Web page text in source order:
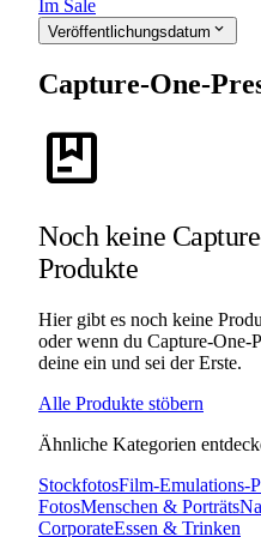
Im Sale
Veröffentlichungsdatum expand_more
Capture-One-
package
Noch keine
Produkte
Hier gibt es noch keine
oder wenn du Capture-One-
deine ein und sei der Erste.
Alle Produkte stöbern
Ähnliche Kategorien
StockfotosFilm-Emulations-
FotosMenschen & Porträts
CorporateEssen & Trinken